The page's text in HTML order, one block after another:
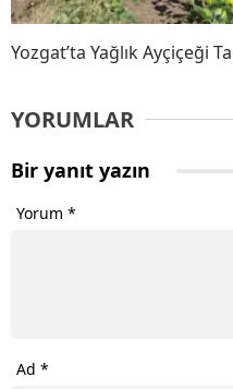
Yozgat’ta Yağlık Ayçiçeği
YORUMLAR
Bir yanıt yazın
Yorum *
Ad *